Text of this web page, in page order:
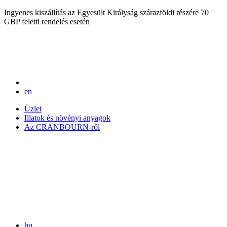
Ingyenes kiszállítás az Egyesült Királyság szárazföldi részére 70
GBP feletti rendelés esetén
en
Üzlet
Illatok és növényi anyagok
Az CRANBOURN-ről
hu